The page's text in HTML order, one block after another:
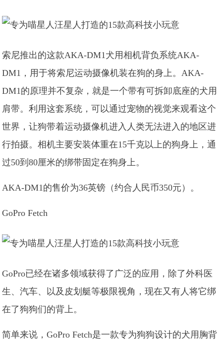
索尼推出的这款AKA-DM1犬用相机背负系统AKA-
DM1，用于将索尼运动摄像机装在狗的身上。AKA-
DM1的原理并不复杂，就是一个带有可拆卸底座的犬用
肩带。利用这套系统，可以通过宠物的视觉来观看这个
世界，让狗带着运动摄像机进入人类无法进入的地区进
行拍摄。相机主要安装体重在15千克以上的狗身上，通
过50到80厘米的绑带固定在狗身上。
AKA-DM1的售价为36英镑（约合人民币350元）。
GoPro Fetch
GoPro已经在诸多领域获得了广泛的应用，除了外科医
生、汽车、以及皮划艇等极限视角，现在又有人将它绑
在了狗狗们的背上。
简单来说，GoPro Fetch是一款专为狗狗设计的犬用胸背